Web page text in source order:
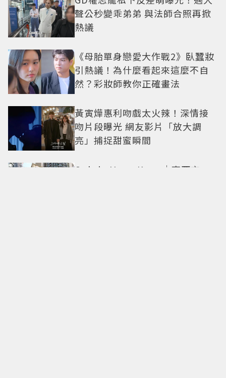
聲公秒變乖弟弟 與法師合照再掀
熱議
《母胎單身戀愛大作戰2》臥蠶妝
引熱議！為什麼看起來這麼不自
然？彩妝師教你正確畫法
黃寅燁惠利吻戲太火辣！深情接
吻片段曝光 網友影片「放大調
亮」捕捉甜蜜瞬間
Only in Hong Kong｜東西交